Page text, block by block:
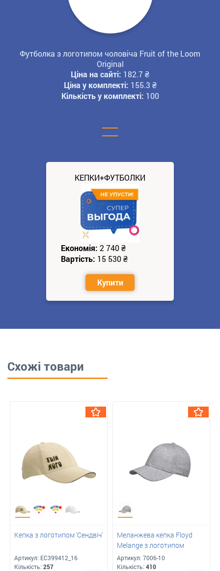
Футболка з логотипом чоловіча Fruit of the Loom
Original
Ціна на сайті: 182.7₴
Ціна у комплекті: 155.3 ₴
Кількість у комплекті: 100
=
КЕПКИ+ФУТБОЛКИ
Економія: 2 740₴
Вартість: 15 530₴
Купити
Схожі товари
Кепка з логотипом 'Сендвіч'
Артикул: ЕС399412_16
Кількість: 257
Меланжева кепка Floyd
Melange з логотипом
Артикул: 7006-10
Кількість: 410